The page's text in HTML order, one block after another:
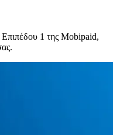
Επιπέδου 1 της Mobipaid,